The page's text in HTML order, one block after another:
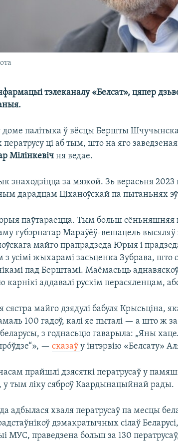
тэлеканалу «Белсат», цяпер
доме палітыка ў вёсцы Бершты
ці аб тым, што на яго
Мілінкевічня ведае.
знаходзіцца за мяжой. Зь верасьня 2023
дарадцам Ціханоўскай па пытаньнях
паўтараецца. Тым больш сёньняшняя
губэрнатар Мараўёў-вешацель высяляў
майго прапрадзеда Юрыя і
з усімі жыхарамі засьценка Зубрава, што
пад Берштамі. Маёмасьць
карнікі аддавалі рускім перасяленцам,
майго дзядулі бабуля Крысьціна,
100 гадоў, калі яе пыталі — а што ж
з годнасьцю гаварыла: „Яны
—сказаўу інтэрвію «Белсату»
прайшлі дзясяткі ператрусаў у
у тым ліку сяброў Каардынацыйнай рады.
адбылася хваля ператрусаў па месцы
дэмакратычных сілаў
МУС, праведзена больш за 130